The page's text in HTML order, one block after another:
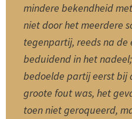
mindere bekendheid
niet door het meerdere
tegenpartij, reeds na de
beduidend in het
bedoelde partij eerst bij
groote fout was, het
toen niet geroqueerd,